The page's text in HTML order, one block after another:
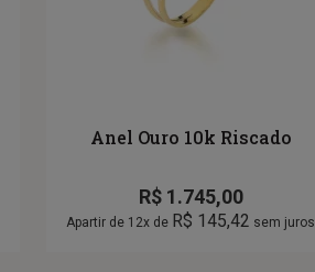
Anel Ouro 10k Riscado
R$1.745,00
Apartir de 12x de R$ 145,42 sem juros